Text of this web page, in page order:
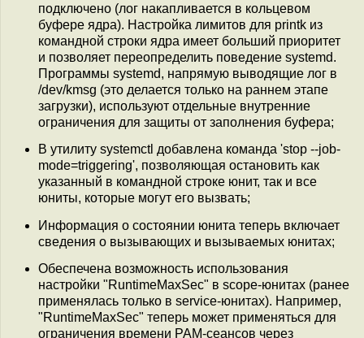
подключено (лог накапливается в кольцевом
буфере ядра). Настройка лимитов для printk из
командной строки ядра имеет больший приоритет
и позволяет переопределить поведение systemd.
Программы systemd, напрямую выводящие лог в
/dev/kmsg (это делается только на раннем этапе
загрузки), используют отдельные внутренние
ограничения для защиты от заполнения буфера;
В утилиту systemctl добавлена команда 'stop --job-
mode=triggering', позволяющая остановить как
указанный в командной строке юнит, так и все
юниты, которые могут его вызвать;
Информация о состоянии юнита теперь включает
сведения о вызывающих и вызываемых юнитах;
Обеспечена возможность использования
настройки "RuntimeMaxSec" в scope-юнитах (ранее
применялась только в service-юнитах). Например,
"RuntimeMaxSec" теперь может применяться для
ограничения времени PAM-сеансов через